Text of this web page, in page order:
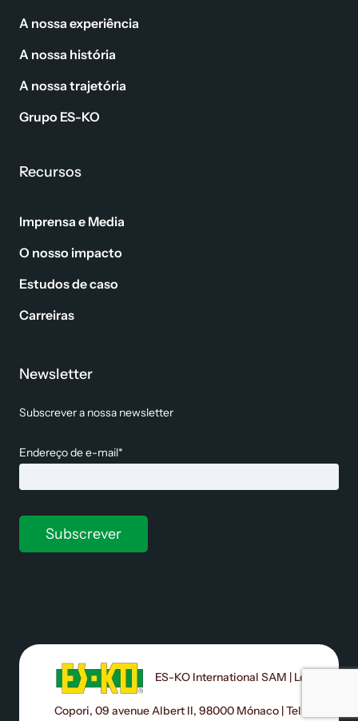
A nossa experiência
A nossa história
A nossa trajetória
Grupo ES-KO
Recursos
Imprensa e Media
O nosso impacto
Estudos de caso
Carreiras
Newsletter
Subscrever a nossa newsletter
Endereço de e-mail*
ES-KO International SAM | Le
Copori, 09 avenue Albert II, 98000 Mónaco | Tel: